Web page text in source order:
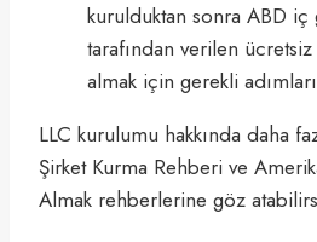
kurulduktan sonra ABD iç
tarafından verilen ücretsiz
almak için gerekli
LLC kurulumu hakkında daha
Şirket Kurma Rehberi ve
Almak rehberlerine göz